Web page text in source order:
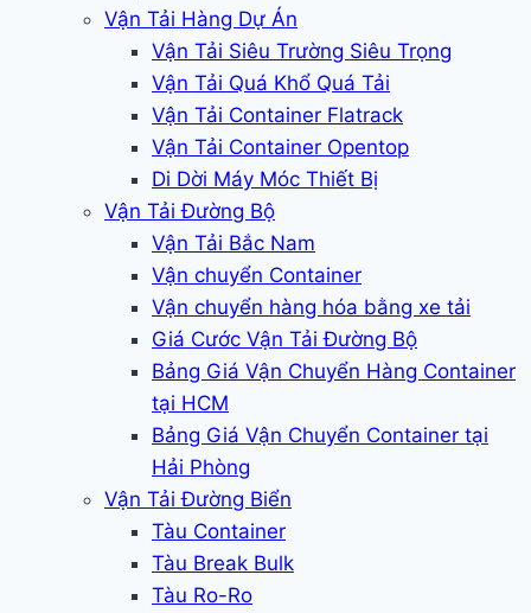
Vận Tải Hàng Dự Án
Vận Tải Siêu Trường Siêu Trọng
Vận Tải Quá Khổ Quá Tải
Vận Tải Container Flatrack
Vận Tải Container Opentop
Di Dời Máy Móc Thiết Bị
Vận Tải Đường Bộ
Vận Tải Bắc Nam
Vận chuyển Container
Vận chuyển hàng hóa bằng xe tải
Giá Cước Vận Tải Đường Bộ
Bảng Giá Vận Chuyển Hàng Container
tại HCM
Bảng Giá Vận Chuyển Container tại
Hải Phòng
Vận Tải Đường Biển
Tàu Container
Tàu Break Bulk
Tàu Ro-Ro